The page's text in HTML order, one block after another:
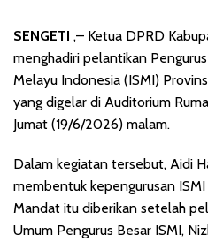
SENGETI ,– Ketua DPRD
menghadiri pelantikan
Melayu Indonesia (ISMI)
yang digelar di Auditorium
Jumat (19/6/2026) malam.
Dalam kegiatan tersebut, Aidi
membentuk kepengurusan
Mandat itu diberikan setelah
Umum Pengurus Besar ISMI,